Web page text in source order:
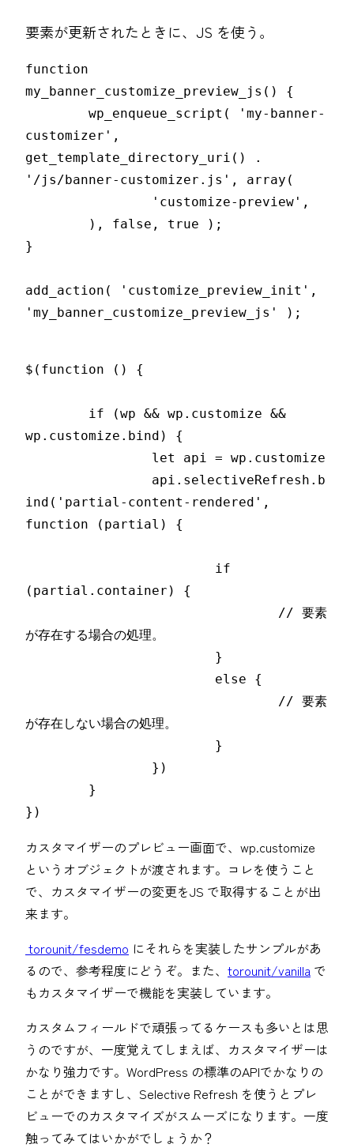
要素が更新されたときに、JS を使う。
function
my_banner_customize_preview_js() {
customizer',
get_template_directory_uri() .
'/js/banner-customizer.js', array(
}
add_action( 'customize_preview_init',
'my_banner_customize_preview_js' );
$(function () {
wp.customize.bind) {
ind('partial-content-rendered',
function (partial) {
(partial.container) {
が存在する場合の処理。
が存在しない場合の処理。
})
カスタマイザーのプレビュー画面で、wp.customize
というオブジェクトが渡されます。コレを使うこと
で、カスタマイザーの変更をJS で取得することが出
来ます。
torounit/fesdemo にそれらを実装したサンプルがあ
るので、参考程度にどうぞ。また、 torounit/vanilla で
もカスタマイザーで機能を実装しています。
カスタムフィールドで頑張ってるケースも多いとは思
うのですが、一度覚えてしまえば、カスタマイザーは
かなり強力です。WordPress の標準のAPIでかなりの
ことができますし、Selective Refresh を使うとプレ
ビューでのカスタマイズがスムーズになります。一度
触ってみてはいかがでしょうか？